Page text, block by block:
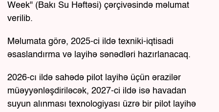
Week" (Bakı Su Həftəsi) çərçivəsində məlumat
verilib.
Məlumata görə, 2025-ci ildə texniki-iqtisadi
əsaslandırma və layihə sənədləri hazırlanacaq.
2026-cı ildə sahədə pilot layihə üçün ərazilər
müəyyənləşdiriləcək, 2027-ci ildə isə havadan
suyun alınması texnologiyası üzrə bir pilot layihə